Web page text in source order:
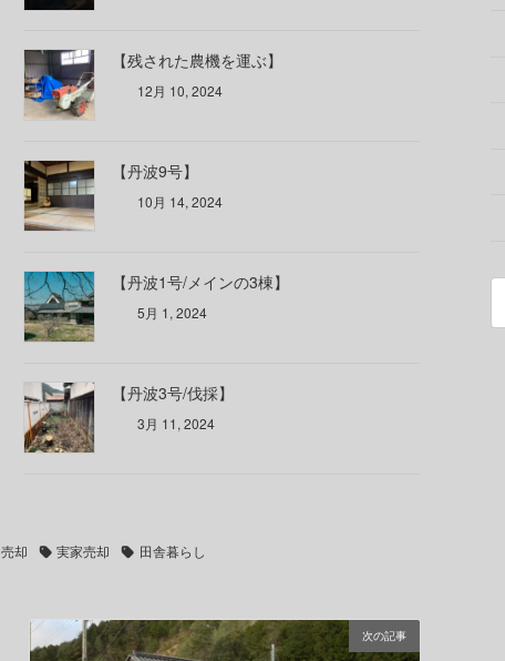
【残された農機を運ぶ】
12月 10, 2024
【丹波9号】
10月 14, 2024
【丹波1号/メインの3棟】
5月 1, 2024
【丹波3号/伐採】
3月 11, 2024
売却 実家売却 田舎暮らし
次の記事